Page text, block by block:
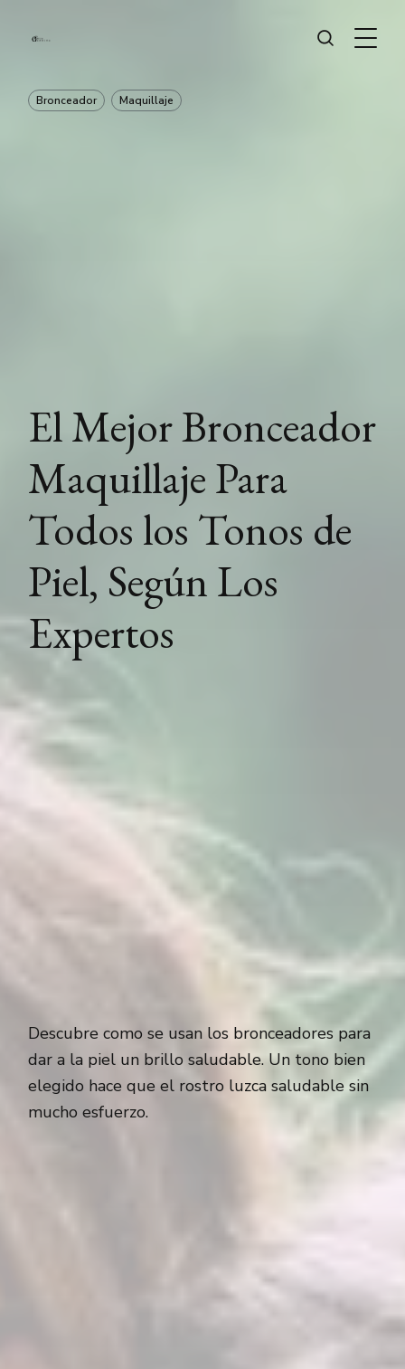
Bronceador Maquillaje
El Mejor Bronceador
Maquillaje Para
Todos los Tonos de
Piel, Según Los
Expertos
Descubre como se usan los bronceadores para
dar a la piel un brillo saludable. Un tono bien
elegido hace que el rostro luzca saludable sin
mucho esfuerzo.